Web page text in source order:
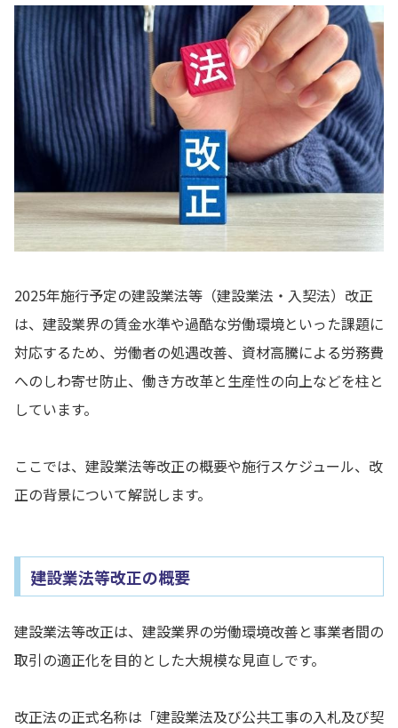
2025年施行予定の建設業法等（建設業法・入契法）改正
は、建設業界の賃金水準や過酷な労働環境といった課題に
対応するため、労働者の処遇改善、資材高騰による労務費
へのしわ寄せ防止、働き方改革と生産性の向上などを柱と
しています。
ここでは、建設業法等改正の概要や施行スケジュール、改
正の背景について解説します。
建設業法等改正の概要
建設業法等改正は、建設業界の労働環境改善と事業者間の
取引の適正化を目的とした大規模な見直しです。
改正法の正式名称は「建設業法及び公共工事の入札及び契